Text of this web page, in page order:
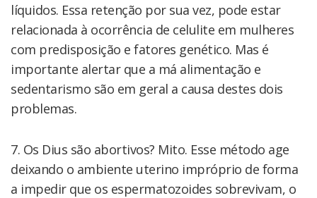
líquidos. Essa retenção por sua vez, pode estar
relacionada à ocorrência de celulite em mulheres
com predisposição e fatores genético. Mas é
importante alertar que a má alimentação e
sedentarismo são em geral a causa destes dois
problemas.
7. Os Dius são abortivos? Mito. Esse método age
deixando o ambiente uterino impróprio de forma
a impedir que os espermatozoides sobrevivam, o